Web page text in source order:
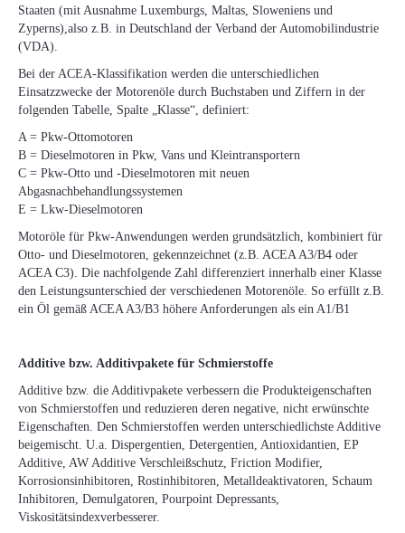
Staaten (mit Ausnahme Luxemburgs, Maltas, Sloweniens und
Zyperns),also z.B. in Deutschland der Verband der Automobilindustrie
(VDA).
Bei der ACEA-Klassifikation werden die unterschiedlichen
Einsatzzwecke der Motorenöle durch Buchstaben und Ziffern in der
folgenden Tabelle, Spalte „Klasse“, definiert:
A = Pkw-Ottomotoren
B = Dieselmotoren in Pkw, Vans und Kleintransportern
C = Pkw-Otto und -Dieselmotoren mit neuen
Abgasnachbehandlungssystemen
E = Lkw-Dieselmotoren
Motoröle für Pkw-Anwendungen werden grundsätzlich, kombiniert für
Otto- und Dieselmotoren, gekennzeichnet (z.B. ACEA A3/B4 oder
ACEA C3). Die nachfolgende Zahl differenziert innerhalb einer Klasse
den Leistungsunterschied der verschiedenen Motorenöle. So erfüllt z.B.
ein Öl gemäß ACEA A3/B3 höhere Anforderungen als ein A1/B1
Additive bzw. Additivpakete für Schmierstoffe
Additive bzw. die Additivpakete verbessern die Produkteigenschaften
von Schmierstoffen und reduzieren deren negative, nicht erwünschte
Eigenschaften. Den Schmierstoffen werden unterschiedlichste Additive
beigemischt. U.a. Dispergentien, Detergentien, Antioxidantien, EP
Additive, AW Additive Verschleißschutz, Friction Modifier,
Korrosionsinhibitoren, Rostinhibitoren, Metalldeaktivatoren, Schaum
Inhibitoren, Demulgatoren, Pourpoint Depressants,
Viskositätsindexverbesserer.